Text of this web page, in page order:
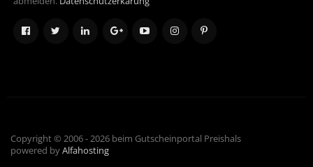
Copyright © 2006 - 2026 beim Gutscheinportal Preishals
powered byAlfahosting